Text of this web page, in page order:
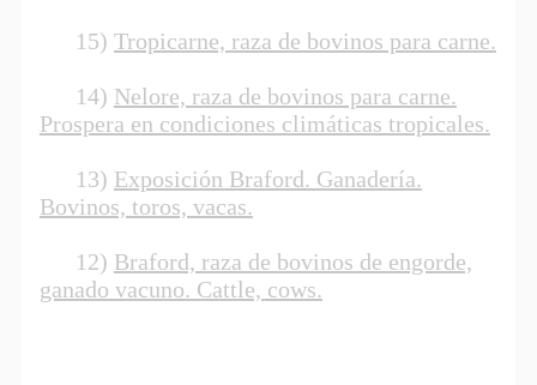
15) Tropicarne, raza de bovinos para carne.
14) Nelore, raza de bovinos para carne.
Prospera en condiciones climáticas tropicales.
13) Exposición Braford. Ganadería.
Bovinos, toros, vacas.
12) Braford, raza de bovinos de engorde,
ganado vacuno. Cattle, cows.